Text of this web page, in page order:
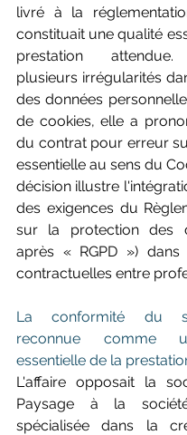
livré à la
constituait une qualité
prestation attendue.
plusieurs irrégularités
des données
de cookies, elle a
du contrat pour erreur
essentielle au sens du
décision illustre
des exigences du
sur la protection des
après « RGPD ») dans
contractuelles entre
La conformité du
reconnue comme
essentielle de la
L'affaire opposait la
Paysage à la
spécialisée dans la